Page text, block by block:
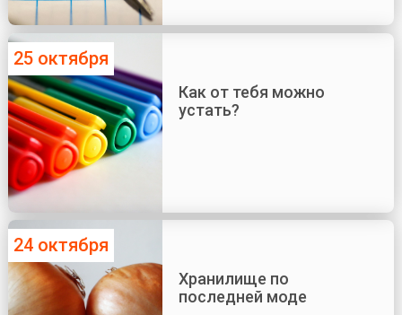
25 октября
Как от тебя можно
устать?
24 октября
Хранилище по
последней моде